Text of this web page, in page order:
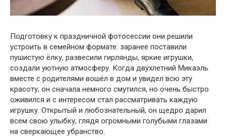
Подготовку к праздничной фотосессии они решили
устроить в семейном формате: заранее поставили
пушистую ёлку, развесили гирлянды, яркие игрушки,
создали уютную атмосферу. Когда двухлетний Микаэль
вместе с родителями вошёл в дом и увидел всю эту
красоту, он сначала немного смутился, но очень быстро
оживился и с интересом стал рассматривать каждую
игрушку. Открытый и любознательный, он щедро дарил
всем свою улыбку, глядя огромными голубыми глазами
на сверкающее убранство.